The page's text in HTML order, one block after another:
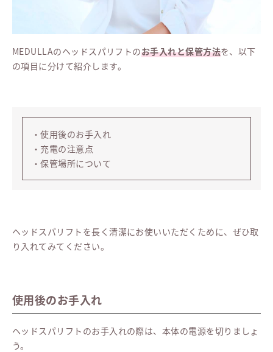
MEDULLAのヘッドスパリフトのお手入れと保管方法を、以下
の項目に分けて紹介します。
・使用後のお手入れ
・充電の注意点
・保管場所について
ヘッドスパリフトを長く清潔にお使いいただくために、ぜひ取
り入れてみてください。
使用後のお手入れ
ヘッドスパリフトのお手入れの際は、本体の電源を切りましょ
う。